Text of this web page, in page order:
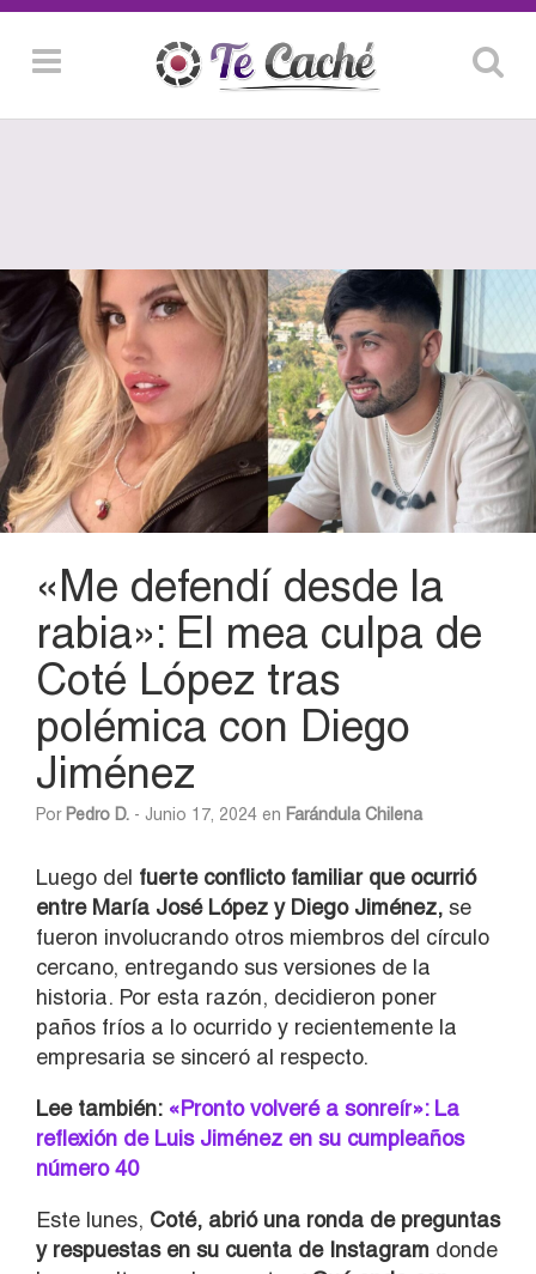
«Me defendí desde la
rabia»: El mea culpa de
Coté López tras
polémica con Diego
Jiménez
Por Pedro D. - Junio 17, 2024 en Farándula Chilena
Luego del fuerte conflicto familiar que ocurrió
entre María José López y Diego Jiménez, se
fueron involucrando otros miembros del círculo
cercano, entregando sus versiones de la
historia. Por esta razón, decidieron poner
paños fríos a lo ocurrido y recientemente la
empresaria se sinceró al respecto.
Lee también: «Pronto volveré a sonreír»: La
reflexión de Luis Jiménez en su cumpleaños
número 40
Este lunes, Coté, abrió una ronda de preguntas
y respuestas en su cuenta de Instagram donde